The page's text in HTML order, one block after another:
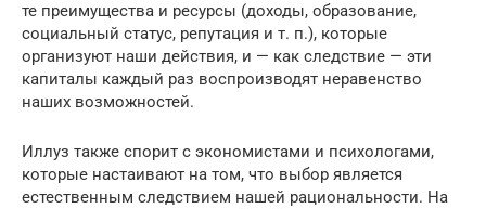
те преимущества и ресурсы (доходы, образование,
социальный статус, репутация и т. п.), которые
организуют наши действия, и — как следствие — эти
капиталы каждый раз воспроизводят неравенство
наших возможностей.
Иллуз также спорит с экономистами и психологами,
которые настаивают на том, что выбор является
естественным следствием нашей рациональности. На